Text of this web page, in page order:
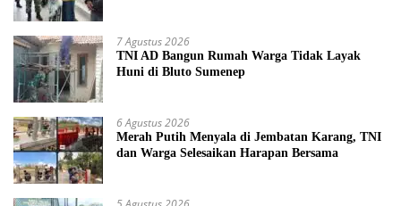
7 Agustus 2026
TNI AD Bangun Rumah Warga Tidak Layak
Huni di Bluto Sumenep
6 Agustus 2026
Merah Putih Menyala di Jembatan Karang, TNI
dan Warga Selesaikan Harapan Bersama